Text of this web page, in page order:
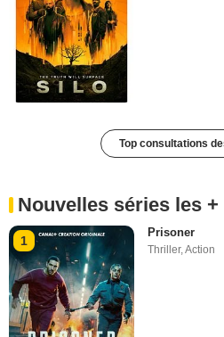
Top consultations
Nouvelles séries les
1
Prisoner
Thriller,Action